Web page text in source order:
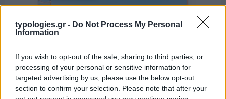
typologies.gr - Do Not Process My Personal
Information
If you wish to opt-out of the sale, sharing to third parties, or
processing of your personal or sensitive information for
targeted advertising by us, please use the below opt-out
section to confirm your selection. Please note that after your